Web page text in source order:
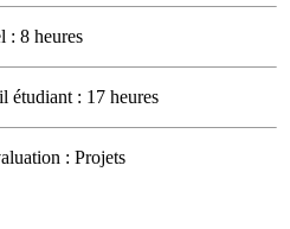
: 8 heures
étudiant : 17 heures
: Projets